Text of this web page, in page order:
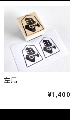
左馬
¥1,400